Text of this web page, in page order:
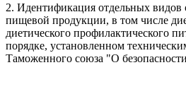
2. Идентификация отдельных видов
пищевой продукции, в том числе
диетического профилактического
порядке, установленном
Таможенного союза "О